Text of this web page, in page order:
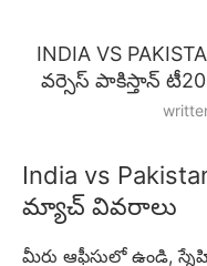
INDIA VS
వర్సెస్ పాకిస్తాన్ టీ20
India vs
మ్యాచ్ వివరాలు
మీరు ఆఫీసులో ఉండి,